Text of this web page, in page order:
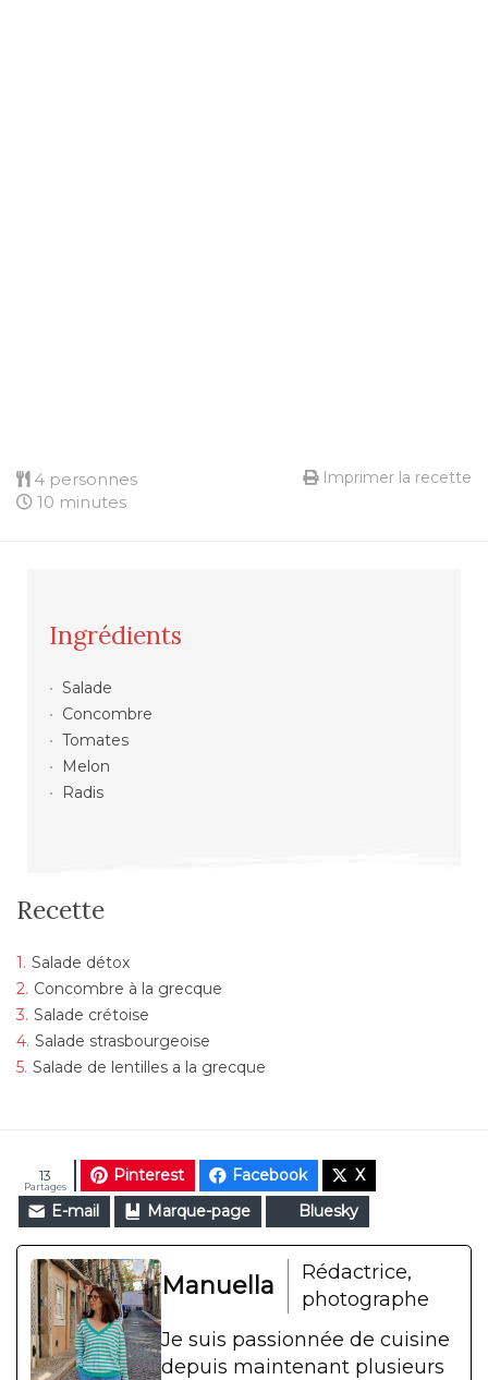
4 personnes
10 minutes
Imprimer la recette
Ingrédients
Salade
Concombre
Tomates
Melon
Radis
Recette
Salade détox
Concombre à la grecque
Salade crétoise
Salade strasbourgeoise
Salade de lentilles a la grecque
Pinterest Facebook
X
E-mail
Marque-page Bluesky
Partages
13
Manuella
Rédactrice,
photographe
Je suis passionnée de cuisine
depuis maintenant plusieurs